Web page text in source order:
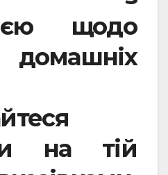
щодо
домашніх
на тій